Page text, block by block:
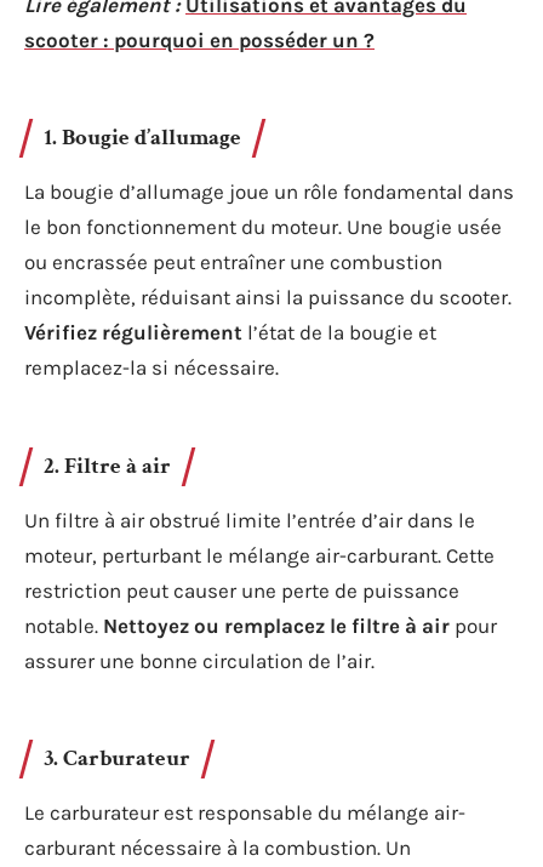
scooter : pourquoi en posséder un ?
1. Bougie d’allumage
La bougie d’allumage joue un rôle fondamental dans
le bon fonctionnement du moteur. Une bougie usée
ou encrassée peut entraîner une combustion
incomplète, réduisant ainsi la puissance du scooter.
Vérifiez régulièrement l’état de la bougie et
remplacez-la si nécessaire.
2. Filtre à air
Un filtre à air obstrué limite l’entrée d’air dans le
moteur, perturbant le mélange air-carburant. Cette
restriction peut causer une perte de puissance
notable. Nettoyez ou remplacez le filtre à air pour
assurer une bonne circulation de l’air.
3. Carburateur
Le carburateur est responsable du mélange air-
carburant nécessaire à la combustion. Un